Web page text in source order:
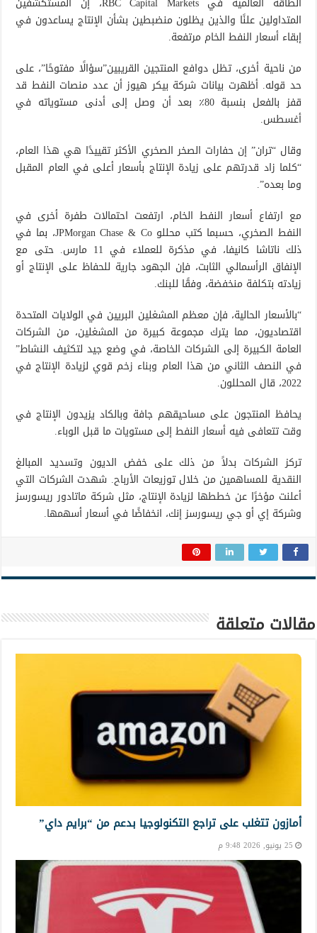
المتداولين علنًا والذين يظلون منضبطين بشأن الإنتاج يساعدون في
إبقاء أسعار النفط الخام مرتفعة.
من ناحية أخرى، تظل دوافع المنتجين القريبين”سؤالًا مفتوحًا”، على
حد قوله. أظهرت بيانات شركة بيكر هيوز أن عدد منصات النفط قد
قفز بالفعل بنسبة 80٪ بعد أن وصل إلى أدنى مستوياته في
أغسطس.
وقال “تران” إن حفارات الصخر الصخري الأكثر تقييدًا هي هذا العام،
“كلما زاد قدرتهم على زيادة الإنتاج بأسعار أعلى في العام المقبل
وما بعده”.
مع ارتفاع أسعار النفط الخام، ارتفعت احتمالات طفرة أخرى في
النفط الصخري، حسبما كتب محللو JPMorgan Chase & Co، بما في
ذلك ناتاشا كانيفا، في مذكرة للعملاء في 11 مارس. حتى مع
الإنفاق الرأسمالي الثابت، فإن الجهود جارية للحفاظ على الإنتاج أو
زيادته بتكلفة منخفضة، وفقًا للبنك.
“بالأسعار الحالية، فإن معظم المشغلين البريين في الولايات المتحدة
اقتصاديون، مما يترك مجموعة كبيرة من المشغلين، من الشركات
العامة الكبيرة إلى الشركات الخاصة، في وضع جيد لتكثيف النشاط”
في النصف الثاني من هذا العام وبناء زخم قوي لزيادة الإنتاج في
2022، قال المحللون.
يحافظ المنتجون على مساحيقهم جافة وبالكاد يزيدون الإنتاج في
وقت تتعافى فيه أسعار النفط إلى مستويات ما قبل الوباء.
تركز الشركات بدلاً من ذلك على خفض الديون وتسديد المبالغ
النقدية للمساهمين من خلال توزيعات الأرباح. شهدت الشركات التي
أعلنت مؤخرًا عن خططها لزيادة الإنتاج، مثل شركة ماتادور ريسورسز
وشركة إي أو جي ريسورسز إنك، انخفاضًا في أسعار أسهمها.
مقالات متعلقة
أمازون تتغلب على تراجع التكنولوجيا بدعم من “برايم داي”
25 يونيو, 2026 9:48 م